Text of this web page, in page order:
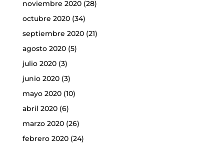
noviembre 2020(28)
octubre 2020(34)
septiembre 2020(21)
agosto 2020(5)
julio 2020(3)
junio 2020(3)
mayo 2020(10)
abril 2020(6)
marzo 2020(26)
febrero 2020(24)